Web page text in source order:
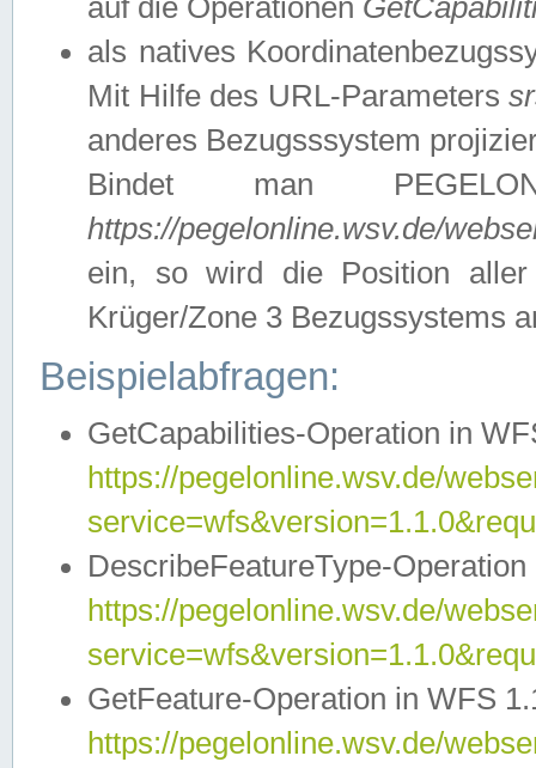
auf die Operationen
als natives
Mit Hilfe des URL-Parameters
anderes Bezugsssystem
Bindet man
https://pegelonline.wsv.de/
ein, so wird die Position
Krüger/Zone 3 Bezugssystems
Beispielabfragen:
GetCapabilities-Operation in
https://pegelonline.wsv.de/
DescribeFeatureType-
https://pegelonline.wsv.de/
GetFeature-Operation in WFS
https://pegelonline.wsv.de/